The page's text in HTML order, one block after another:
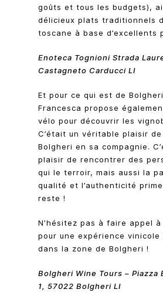
goûts et tous les budgets),
délicieux plats traditionnels
toscane à base d’excellents
Enoteca Tognioni Strada
Castagneto Carducci LI
Et pour ce qui est de
Francesca propose
vélo pour découvrir les
C’était un véritable plaisir
Bolgheri en sa compagnie.
plaisir de rencontrer des
qui le terroir, mais aussi la
qualité et l’authenticité
reste !
N’hésitez pas à faire appel à
pour une expérience vinicole
dans la zone de Bolgheri !
Bolgheri Wine Tours – Piazza
1, 57022 Bolgheri LI